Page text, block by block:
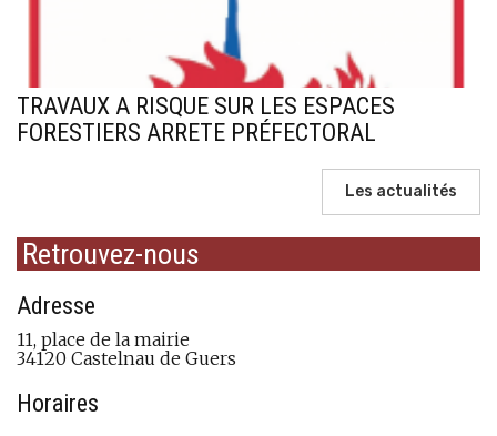
TRAVAUX A RISQUE SUR LES ESPACES
FORESTIERS ARRETE PRÉFECTORAL
Les actualités
Retrouvez-nous
Adresse
11, place de la mairie
34120 Castelnau de Guers
Horaires